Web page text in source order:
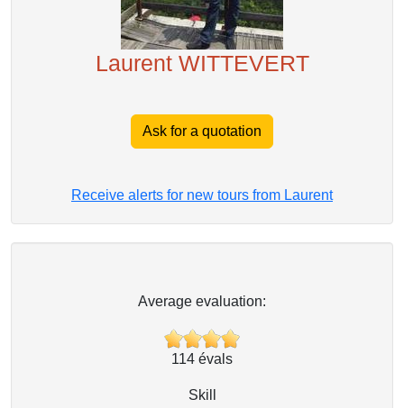
Laurent WITTEVERT
Ask for a quotation
Receive alerts for new tours from Laurent
Average evaluation:
114 évals
Skill